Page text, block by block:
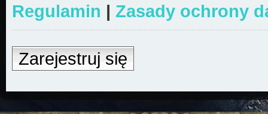
Regulamin | Zasady ochrony
Zarejestruj się